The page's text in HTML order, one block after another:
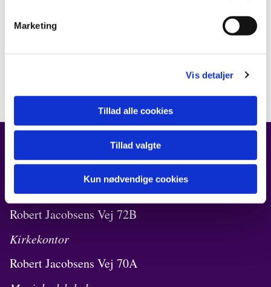
Marketing
Vis detaljer
Tillad alle cookies
Tillad valgte
Kun nødvendige cookies
FIND OS
Kirken i Ørestad
Robert Jacobsens Vej 72B
Kirkekontor
Robert Jacobsens Vej 70A